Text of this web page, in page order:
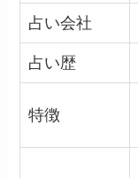
占い会社
占い歴
特徴